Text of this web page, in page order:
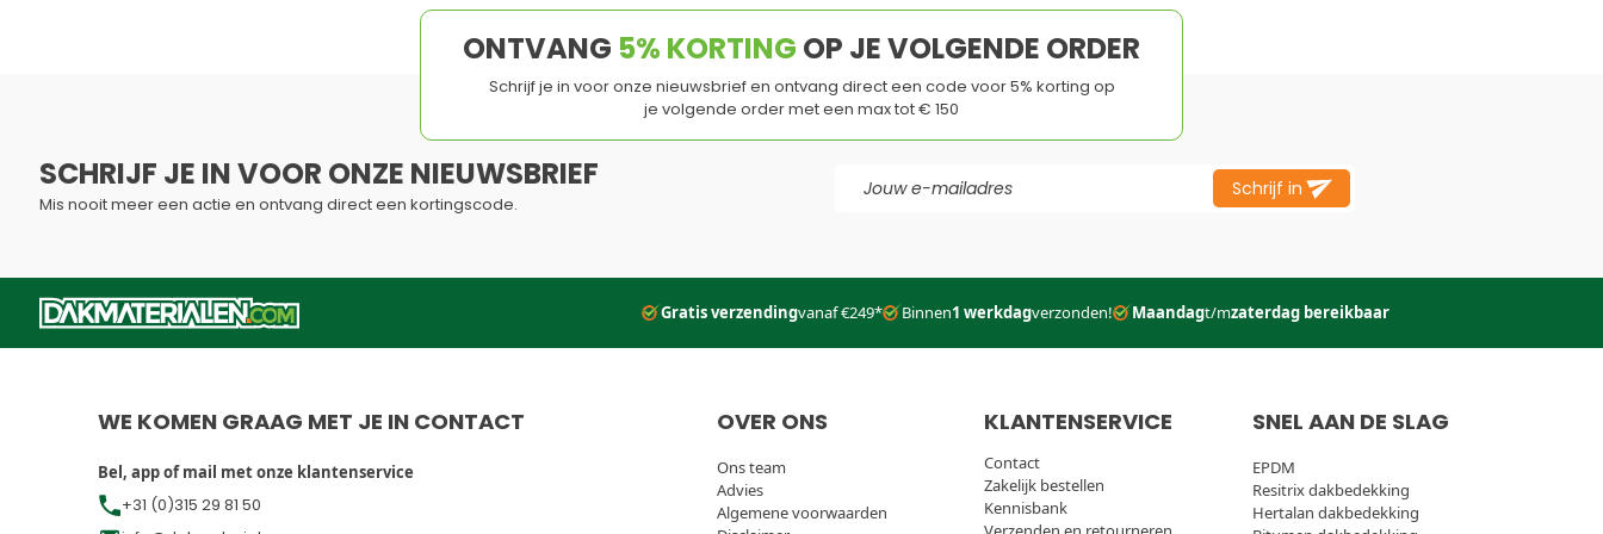
SCHRIJF JE IN VOOR ONZE NIEUWSBRIEF E-mail adres
Dit formulier is beveiligd met reCAPTCHA - hetPrivacybeleiden de zijn van toepassing.
WE KOMEN GRAAG MET JE IN CONTACT
+31 (0)315 29 81 50
+31 (0)315 29 81 50
Openingstijden
OVER ONS
Algemene voorwaarden
Privacy Policy
KLANTENSERVICE
Kennisbank
Betalen
Onze logistieke partners:
SNEL AAN DE SLAG
Hertalan dakbedekking
Kunststof dakbedekking
Plat dak Isolatie
Gereedschap